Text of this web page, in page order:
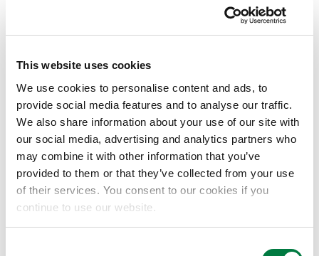
This website uses cookies
We use cookies to personalise content and ads, to
provide social media features and to analyse our traffic.
We also share information about your use of our site with
our social media, advertising and analytics partners who
may combine it with other information that you’ve
provided to them or that they’ve collected from your use
of their services. You consent to our cookies if you
continue to use our website.
消できると期待しています。これまで世界になかった画
期的なハイヒールが出来上がったと確信しています。ハ
ぜひ試して頂きたいです」とコメントしています。
足圧分布測定では、HUMOFIT®を使用したハイヒール
の方が、使用していないハイヒールよりも、足圧が分散
される傾向がみられました。